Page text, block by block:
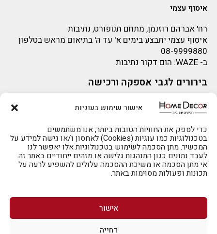
אישור שימוש בעוגיות
כדי לספק את החוויות הטובות ביותר, אנו משתמשים
בטכנולוגיות כמו עוגיות (Cookies) לאחסון ו/או גישה למידע על
המכשיר. מתן הסכמה לשימוש בטכנולוגיות אלו יאפשר לנו
לעבד נתונים כגון התנהגות גלישה או מזהים ייחודיים באתר זה.
אי מתן הסכמה או משיכת ההסכמה עלולים להשפיע לרעה על
תכונות ופעולות מסוימות באתר.
אישור
דחייה
איסוף עצמי
רח' אברהם רוזנמן, מתחם תנופורט, נתיבות
איסוף עצמי יתבצע בימים א' עד ה' בתיאום מראש בטלפון
08-9999880
ב- WAZE: הום דקור נתיבות
בירורים לגבי אספקה ורכישה
בירור לגבי אספקה -ניתן לפנות למייל:
sigal@home-decor.co.il
פניות לפני רכישה – ניתן לפנות למייל: omer@home-
decor.co.il
לרכישה טלפונית: 073-2002666